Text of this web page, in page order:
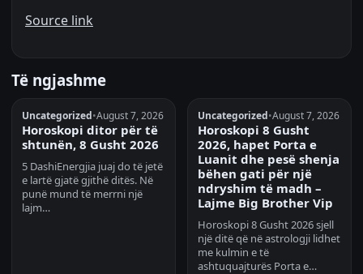
Source link
Të ngjashme
Uncategorized•August 7, 2026
Horoskopi ditor për të
shtunën, 8 Gusht 2026
5 DashiEnergjia juaj do të jetë
e lartë gjatë gjithë ditës. Në
punë mund të merrni një
lajm…
Uncategorized•August 7, 2026
Horoskopi 8 Gusht
2026, hapet Porta e
Luanit dhe pesë shenja
bëhen gati për një
ndryshim të madh –
Lajme Big Brother Vip
Horoskopi 8 Gusht 2026 sjell
një ditë që në astrologji lidhet
me kulmin e të
ashtuquajturës Porta e…